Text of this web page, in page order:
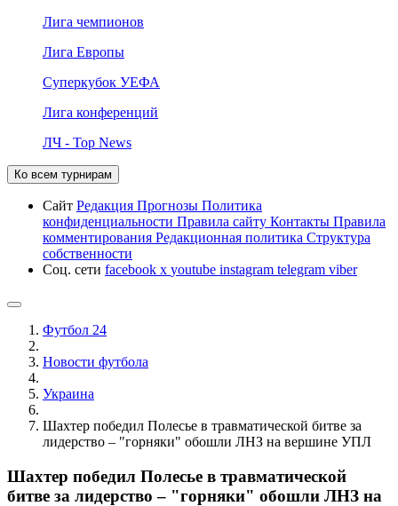
Лига чемпионов
Лига Европы
Суперкубок УЕФА
Лига конференций
ЛЧ - Top News
Ко всем турнирам
Сайт Редакция Прогнозы Политика
конфиденциальности Правила сайту Контакты Правила
комментирования Редакционная политика Структура
собственности
Соц. сети facebook x youtube instagram telegram viber
Футбол 24
Новости футбола
Украина
Шахтер победил Полесье в травматической битве за
лидерство – "горняки" обошли ЛНЗ на вершине УПЛ
Шахтер победил Полесье в травматической
битве за лидерство – "горняки" обошли ЛНЗ на